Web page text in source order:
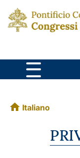
Italiano